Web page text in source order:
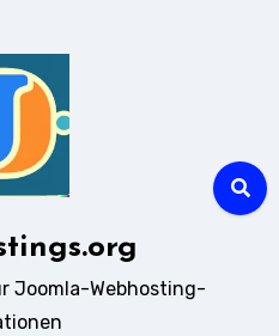
Joomla-Webhosting-